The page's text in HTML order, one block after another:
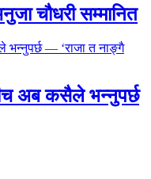
चौधरी सम्मानित
अब कसैले भन्नुपर्छ